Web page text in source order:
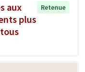
aux
plus
Retenue